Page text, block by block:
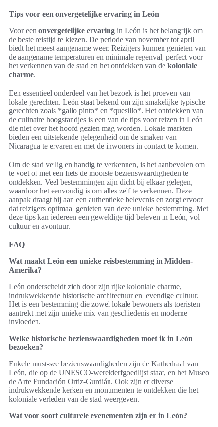
Tips voor een onvergetelijke ervaring in León
Voor een onvergetelijke ervaring in León is het belangrijk om
de beste reistijd te kiezen. De periode van november tot april
biedt het meest aangename weer. Reizigers kunnen genieten van
de aangename temperaturen en minimale regenval, perfect voor
het verkennen van de stad en het ontdekken van de koloniale
charme.
Een essentieel onderdeel van het bezoek is het proeven van
lokale gerechten. León staat bekend om zijn smakelijke typische
gerechten zoals *gallo pinto* en *quesillo*. Het ontdekken van
de culinaire hoogstandjes is een van de tips voor reizen in León
die niet over het hoofd gezien mag worden. Lokale markten
bieden een uitstekende gelegenheid om de smaken van
Nicaragua te ervaren en met de inwoners in contact te komen.
Om de stad veilig en handig te verkennen, is het aanbevolen om
te voet of met een fiets de mooiste bezienswaardigheden te
ontdekken. Veel bestemmingen zijn dicht bij elkaar gelegen,
waardoor het eenvoudig is om alles zelf te verkennen. Deze
aanpak draagt bij aan een authentieke belevenis en zorgt ervoor
dat reizigers optimaal genieten van deze unieke bestemming. Met
deze tips kan iedereen een geweldige tijd beleven in León, vol
cultuur en avontuur.
FAQ
Wat maakt León een unieke reisbestemming in Midden-
Amerika?
León onderscheidt zich door zijn rijke koloniale charme,
indrukwekkende historische architectuur en levendige cultuur.
Het is een bestemming die zowel lokale bewoners als toeristen
aantrekt met zijn unieke mix van geschiedenis en moderne
invloeden.
Welke historische bezienswaardigheden moet ik in León
bezoeken?
Enkele must-see bezienswaardigheden zijn de Kathedraal van
León, die op de UNESCO-werelderfgoedlijst staat, en het Museo
de Arte Fundación Ortiz-Gurdián. Ook zijn er diverse
indrukwekkende kerken en monumenten te ontdekken die het
koloniale verleden van de stad weergeven.
Wat voor soort culturele evenementen zijn er in León?